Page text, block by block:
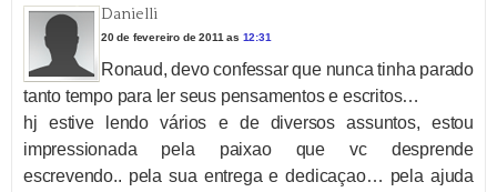
Danielli
20 de fevereiro de 2011 as 12:31
Ronaud, devo confessar que nunca tinha parado
tanto tempo para ler seus pensamentos e escritos…
hj estive lendo vários e de diversos assuntos, estou
impressionada pela paixao que vc desprende
escrevendo.. pela sua entrega e dedicaçao… pela ajuda